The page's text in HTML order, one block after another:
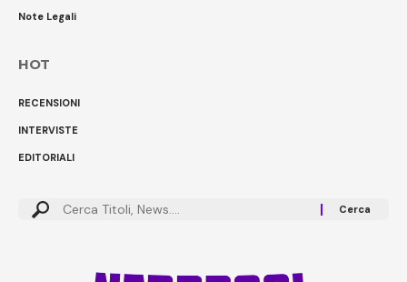
Note Legali
HOT
RECENSIONI
INTERVISTE
EDITORIALI